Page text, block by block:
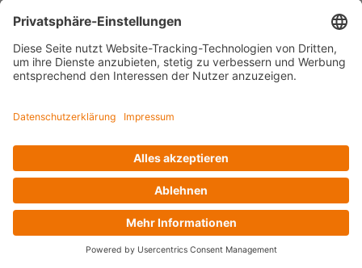
Gefahrenmelder
Türsprechanlagen
Alle anzeigen
Außenstationen
Klingeltaster und Gongs
Sprechanlagen-Sets
Zubehör Türkommunikation
Videoüberwachung
Zubehör Videoüberwachung
Alle anzeigen